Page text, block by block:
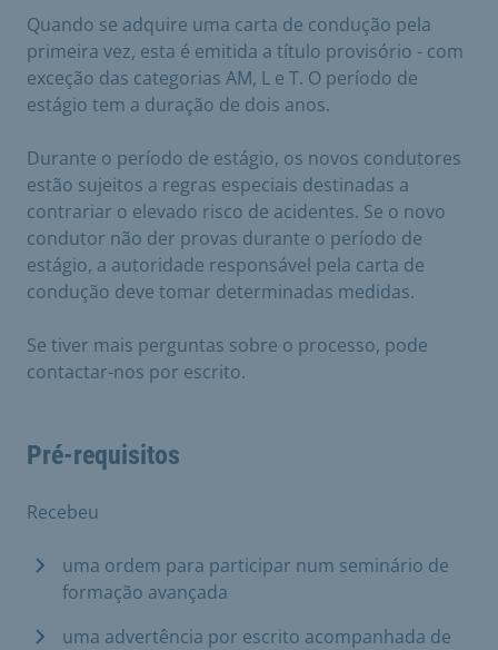
Quando se adquire uma carta de condução pela
primeira vez, esta é emitida a título provisório - com
exceção das categorias AM, L e T. O período de
estágio tem a duração de dois anos.
Durante o período de estágio, os novos condutores
estão sujeitos a regras especiais destinadas a
contrariar o elevado risco de acidentes. Se o novo
condutor não der provas durante o período de
estágio, a autoridade responsável pela carta de
condução deve tomar determinadas medidas.
Se tiver mais perguntas sobre o processo, pode
contactar-nos por escrito.
Pré-requisitos
Recebeu
uma ordem para participar num seminário de
formação avançada
uma advertência por escrito acompanhada de